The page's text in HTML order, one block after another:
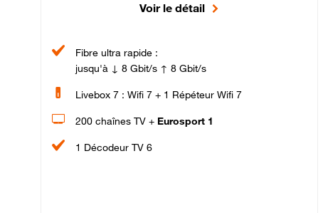
Voir le détail
Fibre ultra rapide :
jusqu'à ↓ 8 Gbit/s ↑ 8 Gbit/s
Livebox 7 : Wifi 7 + 1 Répéteur Wifi 7
200 chaînes TV + Eurosport 1
1 Décodeur TV 6